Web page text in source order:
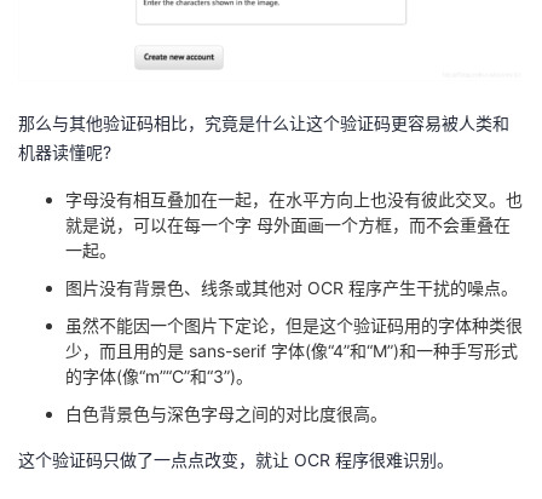
坛
圈
的
播
我
活
的
我
发
Programs
的
那么与其他验证码相比，究竟是什么让这个验证码更容易被人类和
机器读懂呢?
字母没有相互叠加在一起，在水平方向上也没有彼此交叉。也
就是说，可以在每一个字 母外面画一个方框，而不会重叠在
一起。
图片没有背景色、线条或其他对 OCR 程序产生干扰的噪点。
虽然不能因一个图片下定论，但是这个验证码用的字体种类很
少，而且用的是 sans-serif 字体(像“4”和“M”)和一种手写形式
的字体(像“m”“C”和“3”)。
白色背景色与深色字母之间的对比度很高。
这个验证码只做了一点点改变，就让 OCR 程序很难识别。